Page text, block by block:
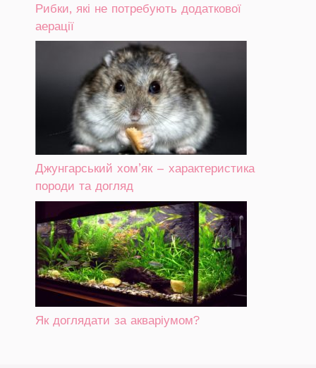
Рибки, які не потребують додаткової
аерації
Джунгарський хом’як – характеристика
породи та догляд
Як доглядати за акваріумом?